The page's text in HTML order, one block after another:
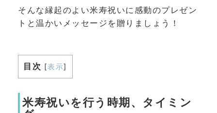
そんな縁起のよい米寿祝いに感動のプレゼン
トと温かいメッセージを贈りましょう！
目次 [表示]
米寿祝いを行う時期、タイミン